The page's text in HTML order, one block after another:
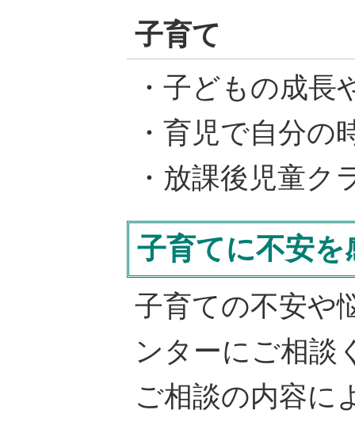
子育て
・子どもの成長
・育児で自分
・放課後児童
子育てに不安
子育ての不安や
ンターにご相談
ご相談の内容に